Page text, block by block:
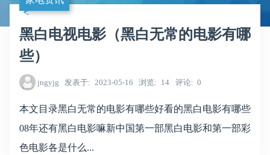
黑白电视电影（黑白无常的电影有哪
些）
jngyjg 发表于 2023-05-16 浏览 14 评论 0
本文目录黑白无常的电影有哪些好看的黑白电影有哪些
08年还有黑白电影嘛新中国第一部黑白电影和第一部彩
色电影各是什么...